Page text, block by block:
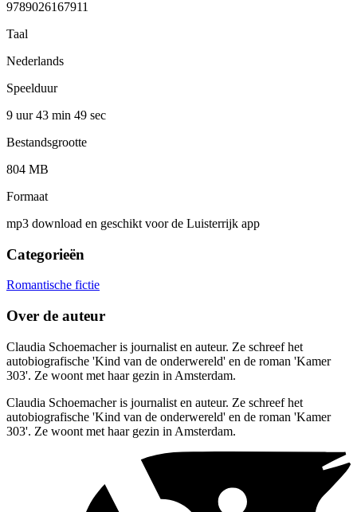
9789026167911
Taal
Nederlands
Speelduur
9 uur 43 min 49 sec
Bestandsgrootte
804 MB
Formaat
mp3 download en geschikt voor de Luisterrijk app
Categorieën
Romantische fictie
Over de auteur
Claudia Schoemacher is journalist en auteur. Ze schreef het
autobiografische 'Kind van de onderwereld' en de roman 'Kamer
303'. Ze woont met haar gezin in Amsterdam.
Claudia Schoemacher is journalist en auteur. Ze schreef het
autobiografische 'Kind van de onderwereld' en de roman 'Kamer
303'. Ze woont met haar gezin in Amsterdam.